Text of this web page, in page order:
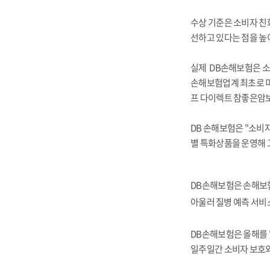
수상 기준은 소비자
선하고 있다는 점을
실제 DB손해보험은
손해보험업계 최초로
프 다이렉트 참좋은암
DB 손해보험은 "소비
별 특화상품을 운영해
DB손해보험은 손해
아울러 질병 예측 서
DB손해보험은 올해
일주일간 소비자 보호